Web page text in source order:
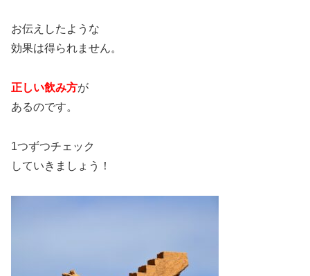
お伝えしたような
効果は得られません。
正しい飲み方が
あるのです。
1つずつチェック
していきましょう！